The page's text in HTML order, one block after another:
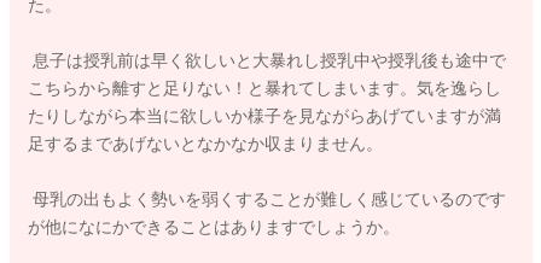
た。
息子は授乳前は早く欲しいと大暴れし授乳中や授乳後も途中で
こちらから離すと足りない！と暴れてしまいます。気を逸らし
たりしながら本当に欲しいか様子を見ながらあげていますが満
足するまであげないとなかなか収まりません。
母乳の出もよく勢いを弱くすることが難しく感じているのです
が他になにかできることはありますでしょうか。